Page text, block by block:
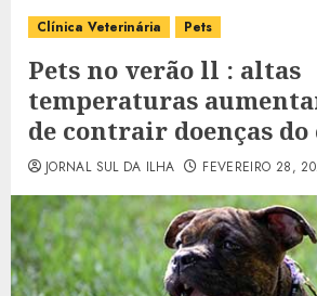
Clínica Veterinária Pets
Pets no verão ll : altas
temperaturas
de contrair doenças
JORNAL SUL DA ILHA FEVEREIRO 28,